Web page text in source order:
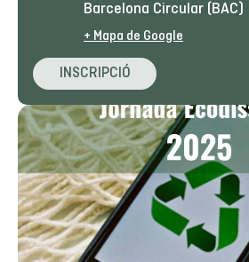
Barcelona Circular (BAC)
+ Mapa de Google
INSCRIPCIÓ